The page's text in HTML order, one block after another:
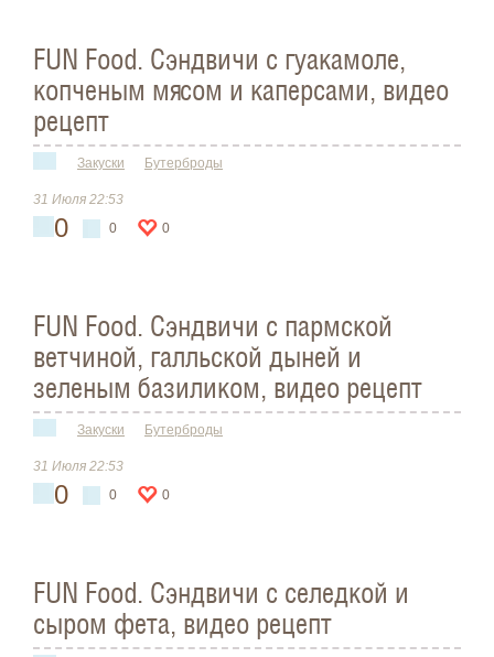
FUN Food. Сэндвичи с гуакамоле,
копченым мясом и каперсами, видео
рецепт
Закуски Бутерброды
31 Июля 22:53
0 0 0
FUN Food. Сэндвичи с пармской
ветчиной, галльской дыней и
зеленым базиликом, видео рецепт
Закуски Бутерброды
31 Июля 22:53
0 0 0
FUN Food. Сэндвичи с селедкой и
сыром фета, видео рецепт